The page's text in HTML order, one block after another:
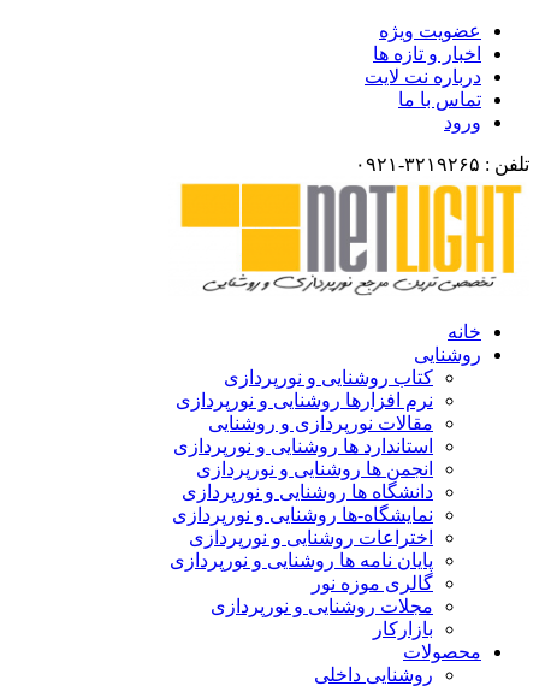
عضویت ویژه
اخبار و تازه ها
درباره نت لایت
تماس با ما
ورود
: ۳۲۱۹۲۶۵-۰۹۲۱
خانه
روشنایی
کتاب روشنایی و نورپردازی
نرم افزارها روشنایی و نورپردازی
مقالات نورپردازی و روشنایی
استاندارد ها روشنایی و نورپردازی
انجمن ها روشنایی و نورپردازی
دانشگاه ها روشنایی و نورپردازی
نمایشگاه-ها روشنایی و نورپردازی
اختراعات روشنایی و نورپردازی
پایان نامه ها روشنایی و نورپردازی
گالری موزه نور
مجلات روشنایی و نورپردازی
بازارکار
محصولات
روشنایی داخلی